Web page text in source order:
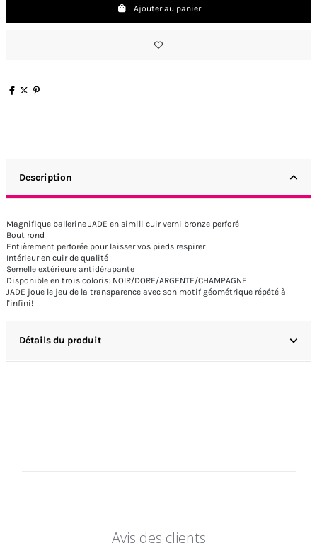
Ajouter au panier
Description
Magnifique ballerine JADE en simili cuir verni bronze perforé
Bout rond
Entièrement perforée pour laisser vos pieds respirer
Intérieur en cuir de qualité
Semelle extérieure antidérapante
Disponible en trois coloris: NOIR/DORE/ARGENTE/CHAMPAGNE
JADE joue le jeu de la transparence avec son motif géométrique répété à
l'infini!
Détails du produit
Avis des clients